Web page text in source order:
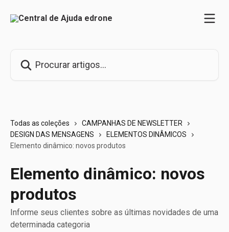
Todas as coleções
CAMPANHAS DE NEWSLETTER
DESIGN DAS MENSAGENS
ELEMENTOS DINÂMICOS
Elemento dinâmico: novos produtos
Elemento dinâmico: novos
produtos
Informe seus clientes sobre as últimas novidades de uma
determinada categoria